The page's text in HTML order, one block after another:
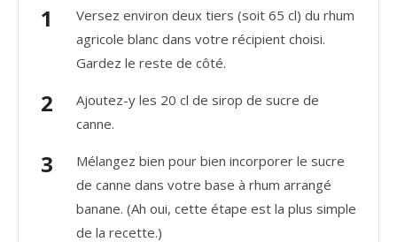
Versez environ deux tiers (soit 65 cl) du rhum
agricole blanc dans votre récipient choisi.
Gardez le reste de côté.
Ajoutez-y les 20 cl de sirop de sucre de
canne.
Mélangez bien pour bien incorporer le sucre
de canne dans votre base à rhum arrangé
banane. (Ah oui, cette étape est la plus simple
de la recette.)